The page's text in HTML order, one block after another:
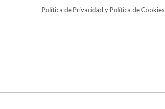
Política de Privacidad y Política de Cookies